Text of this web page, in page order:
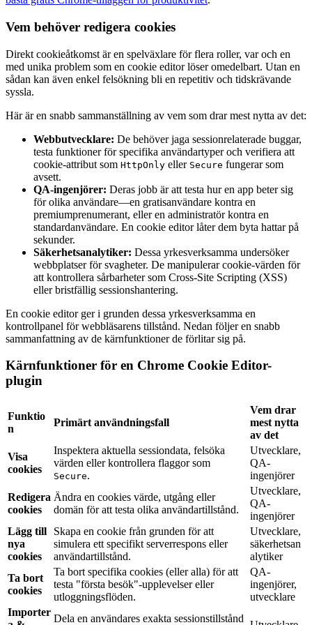
Vem behöver redigera cookies
Direkt cookieåtkomst är en spelväxlare för flera roller, var och en
med unika problem som en cookie editor löser omedelbart. Utan en
sådan kan även enkel felsökning bli en repetitiv och tidskrävande
syssla.
Här är en snabb sammanställning av vem som drar mest nytta av det:
Webbutvecklare: De behöver jaga sessionrelaterade buggar,
testa funktioner för specifika användartyper och verifiera att
cookie-attribut som HttpOnly eller Secure fungerar som
avsett.
QA-ingenjörer: Deras jobb är att testa hur en app beter sig
för olika användare—en gratisanvändare kontra en
premiumprenumerant, eller en administratör kontra en
standardanvändare. En cookie editor låter dem byta hattar på
sekunder.
Säkerhetsanalytiker: Dessa yrkesverksamma undersöker
webbplatser för svagheter. De manipulerar cookie-värden för
att kontrollera sårbarheter som Cross-Site Scripting (XSS)
eller bristfällig sessionshantering.
En cookie editor ger i grunden dessa yrkesverksamma en
kontrollpanel för webbläsarens tillstånd. Nedan följer en snabb
sammanfattning av de kärnfunktioner de förlitar sig på.
Kärnfunktioner för en Chrome Cookie Editor-
plugin
Funktio
n
Primärt användningsfall
Vem drar
mest nytta
av det
Visa
cookies
Inspektera aktuella sessiondata, felsöka
värden eller kontrollera flaggor som
Secure.
Utvecklare,
QA-
ingenjörer
Redigera
cookies
Ändra en cookies värde, utgång eller
domän för att testa olika användartillstånd.
Utvecklare,
QA-
ingenjörer
Lägg till
nya
cookies
Skapa en cookie från grunden för att
simulera ett specifikt serverrespons eller
användartillstånd.
Utvecklare,
säkerhetsan
alytiker
Ta bort
cookies
Ta bort specifika cookies (eller alla) för att
testa "första besök"-upplevelser eller
utloggningsflöden.
QA-
ingenjörer,
utvecklare
Importer
Dela en användares exakta sessionstillstånd